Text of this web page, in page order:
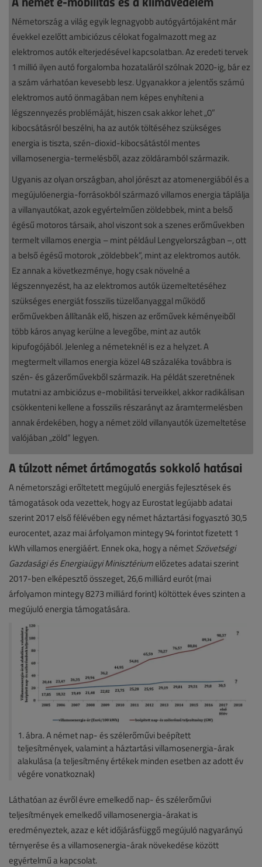
Németország a világ egyik legnagyobb autógyártójaként már
évekkel ezelőtt ambiciózus célokat fogalmazott meg az
elektromos autók elterjedésével kapcsolatban. Az eredeti tervek
1 millió ilyen autó forgalomba hozataláról szólnak 2020-ig, bár ez
a szám várhatóan kevesebb lesz. Ugyanakkor a jelentős számú
elektromos autó önmagában nem képes enyhíteni a
légszennyezés problémáját, hiszen csak akkor lehet „0”
kibocsátásról beszélni, ha az autók töltéséhez szükséges
energia is tiszta, szén-dioxid-kibocsátástól mentes
villamosenergia-termelésből, azaz zöldáramból származik.
Ugyanis az olyan országban, ahol jórészt az atomenergiából és a
megújulóenergia-forrásokból származó villamos energia táplálja
a villanyautókat, azok egyértelműen zöldebbek, mint a belső
égésű motoros társaik, ahol viszont sok a szenes erőművekben
termelt villamos energia – mint például Lengyelországban –, ott
a belső égésű motorok „zöldebbek”, mint az elektromos autók.
Ez annak a következménye, hogy csak növelné a
légszennyezést, ha az elektromos autók üzemeltetéséhez
szükséges energiát fosszilis tüzelőanyaggal működő
erőművekben állítanák elő, hiszen az erőművek kéményeiből
több káros anyag kerülne a levegőbe, mint az autók
kipufogójából. Jelenleg a németeknél is ez a helyzet. A
megtermelt villamos energia közel 48 százaléka továbbra is
szén- és gázerőművekből származik. Ha példát szeretnének
mutatni az ambiciózus e-mobilitási terveikkel, akkor radikálisan
csökkenteni kellene a fosszilis részarányt az áramtermelésben
annak érdekében, hogy a német zöld villanyautók üzemeltetése
valójában „zöld” legyen.
A túlzott német ártámogatás sokkoló hatásai
A németországi erőltetett megújuló energiás fejlesztések és
támogatások oda vezettek, hogy az Eurostat legújabb adatai
szerint 2017 első félévében egy német háztartási fogyasztó 30,5
eurocentet, azaz mai árfolyamon mintegy 94 forintot fizetett 1
kWh villamos energiáért. Ennek oka, hogy a németSzövetségi
Gazdasági és Energiaügyi Minisztériumelőzetes adatai szerint
2017-ben elképesztő összeget, 26,6 milliárd eurót (mai
árfolyamon mintegy 8273 milliárd forint) költöttek éves szinten a
megújuló energia támogatására.
1. ábra. A német nap- és szélerőművi beépített
teljesítmények, valamint a háztartási villamosenergia-árak
alakulása (a teljesítmény értékek minden esetben az adott év
végére vonatkoznak)
Láthatóan az évről évre emelkedő nap- és szélerőművi
teljesítmények emelkedő villamosenergia-árakat is
eredményeztek, azaz e két időjárásfüggő megújuló nagyarányú
térnyerése és a villamosenergia-árak növekedése között
egyértelmű a kapcsolat.